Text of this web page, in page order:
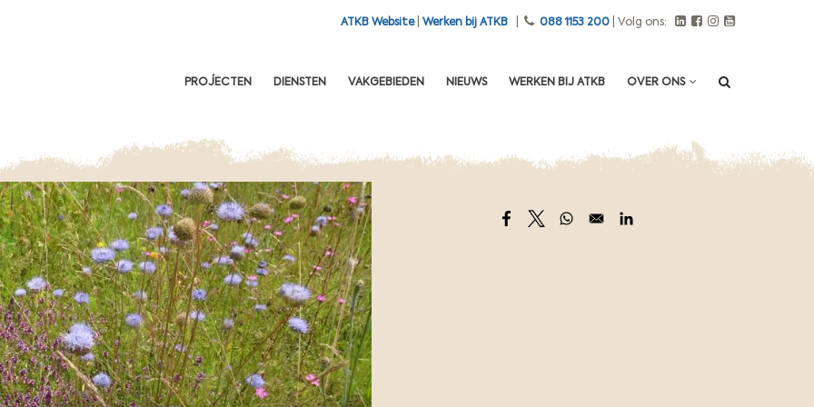
ATKB Website| Werken bij ATKB 088 1153 200 | Volg ons:
PROJECTEN DIENSTEN VAKGEBIEDEN NIEUWS WERKEN BIJ ATKB OVER ONS
Opens in a new window
Opens in a new window
Opens in a new window
Opens in a new window